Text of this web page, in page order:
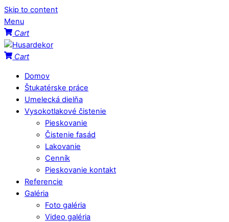
Skip to content
Menu
Cart
Cart
Domov
Štukatérske práce
Umelecká dielňa
Vysokotlakové čistenie
Pieskovanie
Čistenie fasád
Lakovanie
Cenník
Pieskovanie kontakt
Referencie
Galéria
Foto galéria
Video galéria